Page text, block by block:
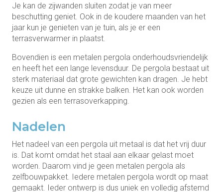
Je kan de zijwanden sluiten zodat je van meer
beschutting geniet. Ook in de koudere maanden van het
jaar kun je genieten van je tuin, als je er een
terrasverwarmer in plaatst.
Bovendien is een metalen pergola onderhoudsvriendelijk
en heeft het een lange levensduur. De pergola bestaat uit
sterk materiaal dat grote gewichten kan dragen. Je hebt
keuze uit dunne en strakke balken. Het kan ook worden
gezien als een terrasoverkapping.
Nadelen
Het nadeel van een pergola uit metaal is dat het vrij duur
is. Dat komt omdat het staal aan elkaar gelast moet
worden. Daarom vind je geen metalen pergola als
zelfbouwpakket. Iedere metalen pergola wordt op maat
gemaakt. Ieder ontwerp is dus uniek en volledig afstemd